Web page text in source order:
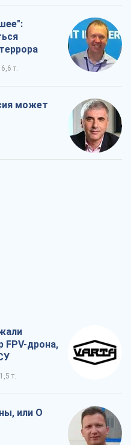
6,6 т.
может
FPV-дрона,
1,5 т.
или О